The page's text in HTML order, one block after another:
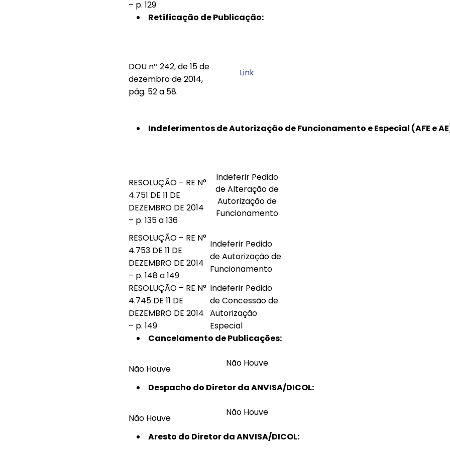
– p. 129
Retificação de Publicação:
DOU nº 242, de 15 de
dezembro de 2014,
pág. 52 a 58.
Link
Indeferimentos de Autorização de Funcionamento e Especial (AFE e
RESOLUÇÃO – RE N°
4.751 DE 11 DE
DEZEMBRO DE 2014
– p. 135 a 136
Indeferir Pedido
de Alteração de
Autorização de
Funcionamento
RESOLUÇÃO – RE N°
4.753 DE 11 DE
DEZEMBRO DE 2014
– p. 148 a 149
Indeferir Pedido
de Autorização de
Funcionamento
RESOLUÇÃO – RE N°
4.745 DE 11 DE
DEZEMBRO DE 2014
– p. 149
Indeferir Pedido
de Concessão de
Autorização
Especial
Cancelamento de Publicações:
Não Houve
Não Houve
Despacho do Diretor da ANVISA/DICOL:
Não Houve
Não Houve
Aresto do Diretor da ANVISA/DICOL: